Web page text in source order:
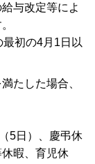
与改定等によ
最初の4月1日以
たした場合、
5日）、慶弔休
暇、育児休